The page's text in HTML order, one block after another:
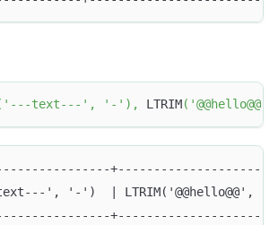
'---text---' , '-' ) , LTRIM( '@@hello@@'
', '-')  | LTRIM('@@hello@@',